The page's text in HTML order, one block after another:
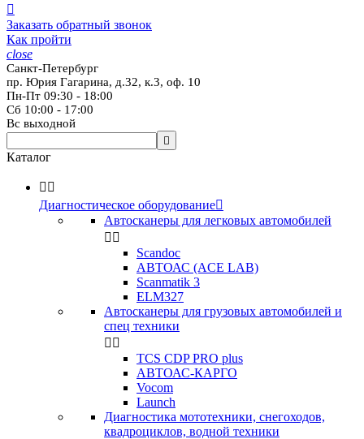

Заказать обратный звонок
Как пройти
close
Санкт-Петербург
пр. Юрия Гагарина, д.32, к.3, оф. 10
Пн-Пт 09:30 - 18:00
Сб 10:00 - 17:00
Вс выходной

Каталог
 
Диагностическое оборудование
Автосканеры для легковых автомобилей
 
Scandoc
АВТОАС (ACE LAB)
Scanmatik 3
ELM327
Автосканеры для грузовых автомобилей и
спец техники
 
TCS CDP PRO plus
АВТОАС-КАРГО
Vocom
Launch
Диагностика мототехники, снегоходов,
квадроциклов, водной техники